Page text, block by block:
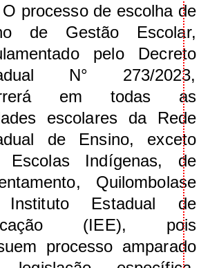
processo de escolha de
de Gestão Escolar,
pelo Decreto
N° 273/2023,
em todas as
escolares da Rede
de Ensino, exceto
Escolas Indígenas, de
Quilombolase
Estadual de
(IEE), pois
processo amparado